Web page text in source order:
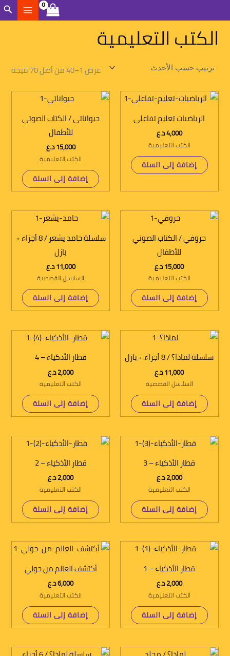
إلى
المحتوىالكتب التعليمية
عرض 1–40 من أصل 70 نتيجة
تم
الرياضيات تعليم تفاعلي
4,000د.ع
الكتب التعليمية
إضافة إلى السلة
حيواناتي / الكتاب الصوتي
للأطفال
15,000د.ع
الكتب التعليمية
إضافة إلى السلة
حروفي / الكتاب الصوتي
للأطفال
15,000د.ع
الكتب التعليمية
إضافة إلى السلة
سلسلة حامد يشعر / 8 أجزاء +
بازل
11,000د.ع
السلاسل القصصية
إضافة إلى السلة
سلسلة لماذا؟ / 8 أجزاء + بازل
11,000د.ع
السلاسل القصصية
إضافة إلى السلة
قطار الأذكياء – 4
2,000د.ع
الكتب التعليمية
إضافة إلى السلة
قطار الأذكياء – 3
2,000د.ع
الكتب التعليمية
إضافة إلى السلة
قطار الأذكياء – 2
2,000د.ع
الكتب التعليمية
إضافة إلى السلة
قطار الأذكياء – 1
2,000د.ع
الكتب التعليمية
إضافة إلى السلة
أكتشف العالم من حولي
6,000د.ع
الكتب التعليمية
إضافة إلى السلة